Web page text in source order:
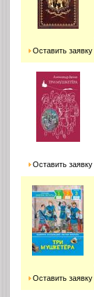
Оставить заявку
Оставить заявку
Оставить заявку